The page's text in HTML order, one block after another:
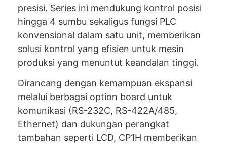
presisi. Series ini mendukung kontrol posisi
hingga 4 sumbu sekaligus fungsi PLC
konvensional dalam satu unit, memberikan
solusi kontrol yang efisien untuk mesin
produksi yang menuntut keandalan tinggi.
Dirancang dengan kemampuan ekspansi
melalui berbagai option board untuk
komunikasi (RS-232C, RS-422A/485,
Ethernet) dan dukungan perangkat
tambahan seperti LCD, CP1H memberikan